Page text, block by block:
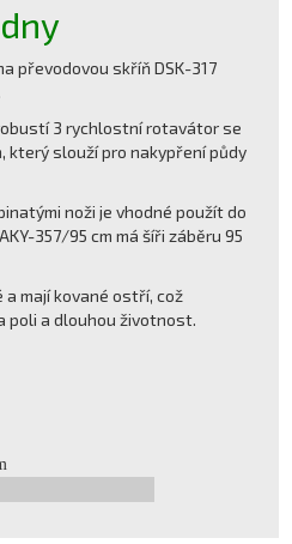
převodovou skříň DSK-317
3 rychlostní rotavátor se
který slouží pro nakypření půdy
noži je vhodné použít do
357/95 cm má šíři záběru 95
mají kované ostří, což
poli a dlouhou životnost.